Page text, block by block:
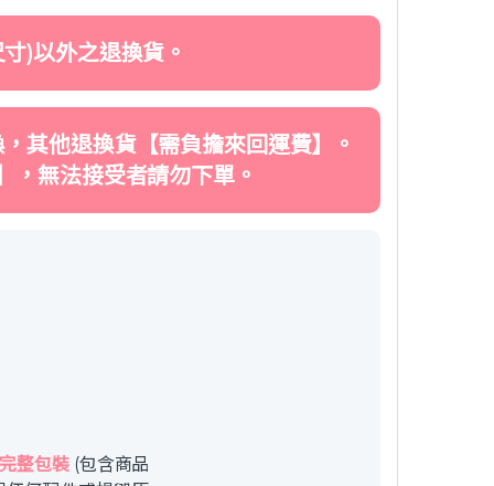
)以外之退換貨。
其他退換貨【需負擔來回運費】。
，無法接受者請勿下單。
整包裝(包含商品